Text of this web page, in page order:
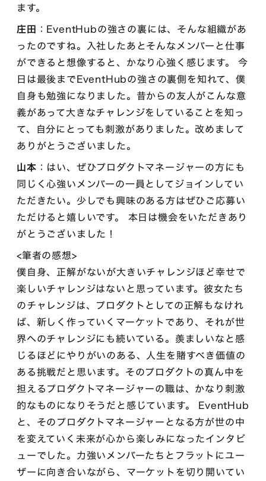
ます。
庄田 ：EventHubの強さの裏には、そんな組織があ
ったのですね。入社したあとそんなメンバーと仕事
ができると想像すると、かなり心強く感じます。 今
日は最後までEventHubの強さの裏側を知れて、僕
自身も勉強になりました。昔からの友人がこんな意
義があって大きなチャレンジをしていることを知っ
て、自分にとっても刺激がありました。改めまして
ありがとうございました。
山本 ：はい、ぜひプロダクトマネージャーの方にも
同じく心強いメンバーの一員としてジョインしてい
ただきたい。少しでも興味のある方はぜひご応募い
ただけると嬉しいです。 本日は機会をいただきあり
がとうございました！
<筆者の感想>
僕自身、正解がないが大きいチャレンジほど幸せで
楽しいチャレンジはないと思っています。彼女たち
のチャレンジは、プロダクトとしての正解もなけれ
ば、新しく作っていくマーケットであり、それが世
界へのチャレンジにも続いている。羨ましいなと感
じるほどにやりがいのある、人生を賭すべき価値の
ある挑戦だと思います。そのプロダクトの真ん中を
担えるプロダクトマネージャーの職は、かなり刺激
的なものになりそうだと感じています。 EventHub
と、そのプロダクトマネージャーとなる方が世の中
を変えていく未来が心から楽しみになったインタビ
ューでした。力強いメンバーたちとフラットにユー
ザーに向き合いながら、マーケットを切り開いてい